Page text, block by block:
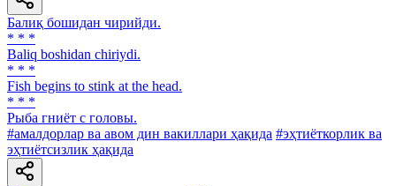
Балиқ бошидан чирийди.
* * *
Baliq boshidan chiriydi.
* * *
Fish begins to stink at the head.
* * *
Рыба гниёт с головы.
#амалдорлар ва авом дин вакиллари ҳақида #эҳтиёткорлик ва
эҳтиётсизлик ҳақида